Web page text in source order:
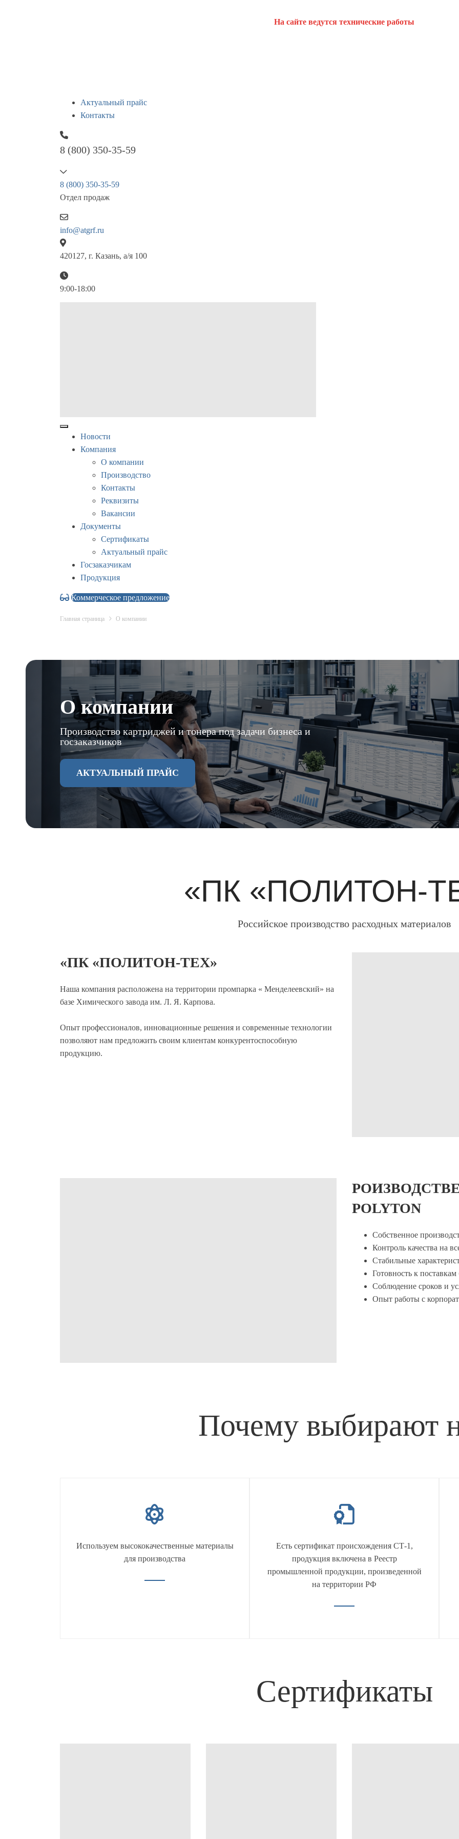
На сайте ведутся технические работы
Актуальный прайс
Контакты
8 (800) 350-35-59
8 (800) 350-35-59
Отдел продаж
info@atgrf.ru
420127, г. Казань, а/я 100
9:00-18:00
Новости
Компания
О компании
Производство
Контакты
Реквизиты
Вакансии
Документы
Сертификаты
Актуальный прайс
Госзаказчикам
Продукция
Коммерческое предложение
Главная страница О компании
О компании
Производство картриджей и тонера под задачи бизнеса и
госзаказчиков
АКТУАЛЬНЫЙ ПРАЙС
«ПК «ПОЛИТОН-
Российское производство расходных материалов
«ПК «ПОЛИТОН-ТЕХ»
Наша компания расположена на территории промпарка « Менделеевский» на
базе Химического завода им. Л. Я. Карпова.
Опыт профессионалов, инновационные решения и современные технологии
позволяют нам предложить своим клиентам конкурентоспособную
продукцию.
POLYTON
Собственное
Контроль качества на
Стабильные
Готовность к
Соблюдение сроков и
Опыт работы с
Почему выбирают
Используем высококачественные материалы
для производства
Есть сертификат происхождения СТ-1,
продукция включена в Реестр
промышленной продукции, произведенной
на территории РФ
Сертификаты